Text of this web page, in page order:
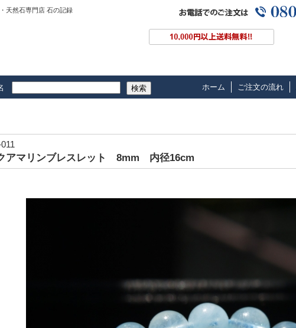
天然石専門店 石の記録
検索 ホーム ご注文の流れ
アマリンブレスレット 8mm 内径16cm